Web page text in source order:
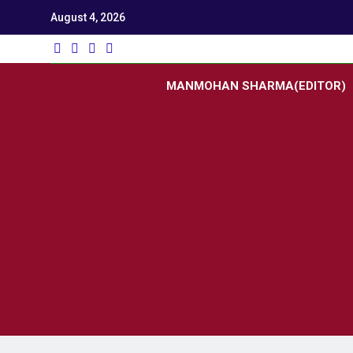
August 4, 2026
MANMOHAN SHARMA(EDITOR)